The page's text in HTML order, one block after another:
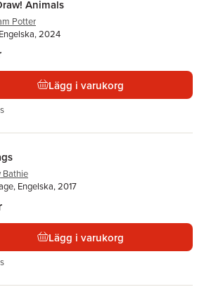
Animals
Potter
2024
Lägg i varukorg
Bathie
Engelska, 2017
Lägg i varukorg